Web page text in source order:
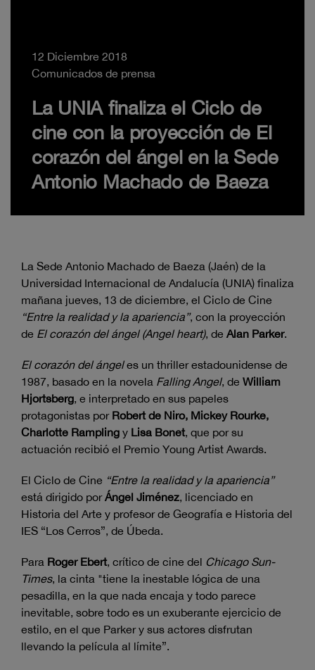
12 Diciembre 2018
Comunicados de prensa
La UNIA finaliza el Ciclo de
cine con la proyección de El
corazón del ángel en la Sede
Antonio Machado de Baeza
La Sede Antonio Machado de Baeza (Jaén) de la
Universidad Internacional de Andalucía (UNIA) finaliza
mañana jueves, 13 de diciembre, el Ciclo de Cine
“Entre la realidad y la apariencia”, con la proyección
de El corazón del ángel (Angel heart), de Alan Parker.
El corazón del ángeles un thriller estadounidense de
1987, basado en la novela Falling Angel, de William
Hjortsberg, e interpretado en sus papeles
protagonistas por Robert de Niro, Mickey Rourke,
Charlotte Rampling y Lisa Bonet, que por su
actuación recibió el Premio Young Artist Awards.
El Ciclo de Cine “Entre la realidad y la apariencia”
está dirigido porÁngel Jiménez, licenciado en
Historia del Arte y profesor de Geografía e Historia del
IES “Los Cerros”, de Úbeda.
Para Roger Ebert, crítico de cine del Chicago Sun-
Times, la cinta "tiene la inestable lógica de una
pesadilla, en la que nada encaja y todo parece
inevitable, sobre todo es un exuberante ejercicio de
estilo, en el que Parker y sus actores disfrutan
llevando la película al límite”.